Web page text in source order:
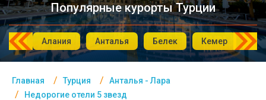
Популярные курорты Турции
Алания Анталья Белек Кемер
Главная Турция
Анталья - Лара
Недорогие отели 5 звезд
Турция
Таиланд
ОАЭ
Египет